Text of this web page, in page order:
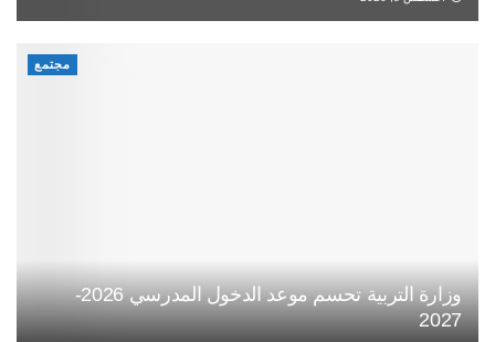
مجتمع
وزارة التربية تحسم موعد الدخول المدرسي 2026-
2027